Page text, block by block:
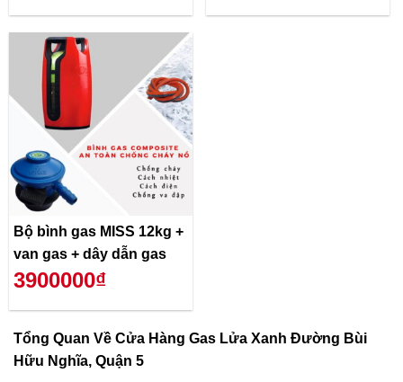
Bộ bình gas MISS 12kg +
van gas + dây dẫn gas
3900000₫
Tổng Quan Về Cửa Hàng Gas Lửa Xanh Đường Bùi
Hữu Nghĩa, Quận 5